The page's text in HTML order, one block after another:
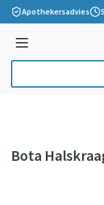
Ga naar de inhoud
Apothekersadvies
Menu
Bota